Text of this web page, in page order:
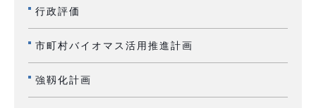
行政評価
市町村バイオマス活用推進計画
強靱化計画